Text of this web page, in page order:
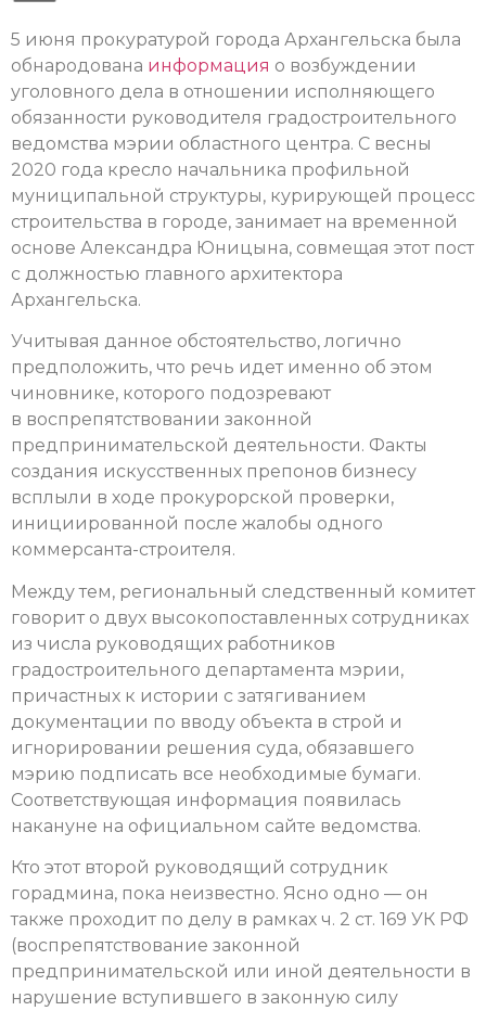
5 июня прокуратурой города Архангельска была
обнародована информация о возбуждении
уголовного дела в отношении исполняющего
обязанности руководителя градостроительного
ведомства мэрии областного центра. С весны
2020 года кресло начальника профильной
муниципальной структуры, курирующей процесс
строительства в городе, занимает на временной
основе Александра Юницына, совмещая этот пост
с должностью главного архитектора
Архангельска.
Учитывая данное обстоятельство, логично
предположить, что речь идет именно об этом
чиновнике, которого подозревают
в воспрепятствовании законной
предпринимательской деятельности. Факты
создания искусственных препонов бизнесу
всплыли в ходе прокурорской проверки,
инициированной после жалобы одного
коммерсанта-строителя.
Между тем, региональный следственный комитет
говорит о двух высокопоставленных сотрудниках
из числа руководящих работников
градостроительного департамента мэрии,
причастных к истории с затягиванием
документации по вводу объекта в строй и
игнорировании решения суда, обязавшего
мэрию подписать все необходимые бумаги.
Соответствующая информация появилась
накануне на официальном сайте ведомства.
Кто этот второй руководящий сотрудник
горадмина, пока неизвестно. Ясно одно — он
также проходит по делу в рамках ч. 2 ст. 169 УК РФ
(воспрепятствование законной
предпринимательской или иной деятельности в
нарушение вступившего в законную силу